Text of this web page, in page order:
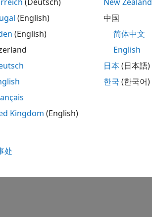
是冗余的还是错误地未使用。
阅诊断为何编码规范违规未按预期显示。
(English)
(English)
Kingdom (English)
中国
简体中文
English
日本(日本語)
한국 (한국어)
处